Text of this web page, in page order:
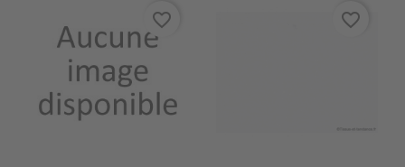
favorite_border favorite_border